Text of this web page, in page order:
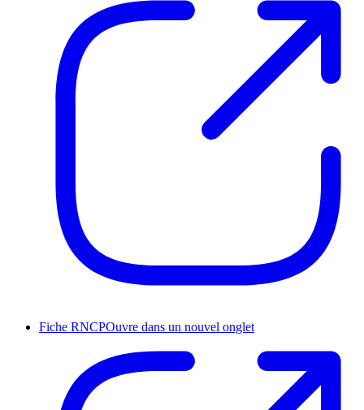
Fiche RNCPOuvre dans un nouvel onglet